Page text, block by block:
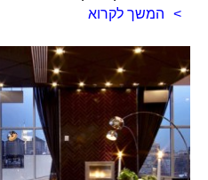
המשך לקרוא